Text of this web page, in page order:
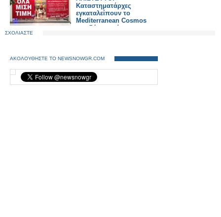
Καταστηματάρχες
εγκαταλείπουν το
Mediterranean Cosmos
επειδή αποφάσισε να
ΣΧΟΛΙΑΣΤΕ
ΑΚΟΛΟΥΘΗΣΤΕ ΤΟ NEWSNOWGR.COM